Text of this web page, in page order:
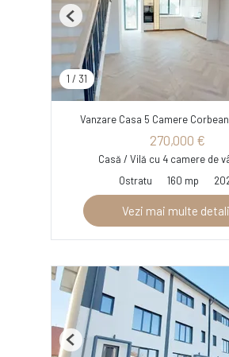
1 / 31
Previous
Vanzare Casa 5 Camere
270,000 €
Casă / Vilă cu 4 camere de
Ostratu
160 mp
Vezi mai multe
Previous